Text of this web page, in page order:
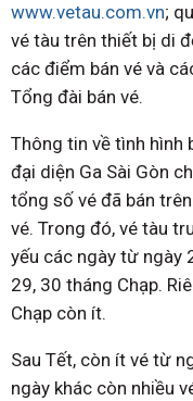
www.vetau.com.vn;
vé tàu trên thiết bị di
các điểm bán vé và
Tổng đài bán vé.
Thông tin về tình hình
đại diện Ga Sài Gòn
tổng số vé đã bán
vé. Trong đó, vé tàu
yếu các ngày từ ngày
29, 30 tháng Chạp.
Chạp còn ít.
Sau Tết, còn ít vé từ
ngày khác còn nhiều